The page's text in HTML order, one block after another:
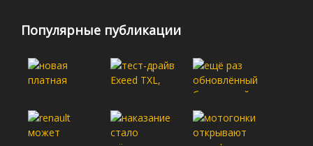
Популярные публикации